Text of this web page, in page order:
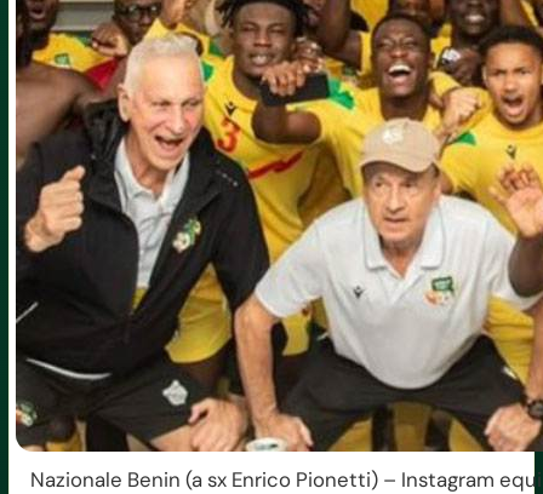
Nazionale Benin (a sx Enrico Pionetti) – Instagram